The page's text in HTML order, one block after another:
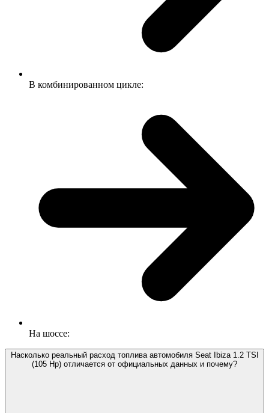
В комбинированном цикле:
На шоссе:
Насколько реальный расход топлива автомобиля Seat Ibiza 1.2 TSI
(105 Hp) отличается от официальных данных и почему?